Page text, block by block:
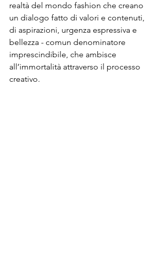
realtà del mondo fashion che creano
un dialogo fatto di valori e contenuti,
di aspirazioni, urgenza espressiva e
bellezza - comun denominatore
imprescindibile, che ambisce
all’immortalità attraverso il processo
creativo.